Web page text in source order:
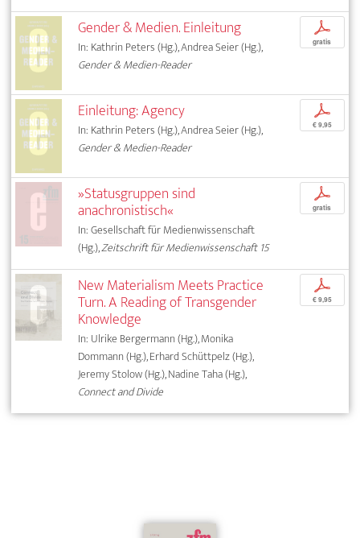
Gender & Medien. Einleitung
In: Kathrin Peters (Hg.), Andrea Seier (Hg.),
Gender & Medien-Reader
p
gratis
Einleitung: Agency
In: Kathrin Peters (Hg.), Andrea Seier (Hg.),
Gender & Medien-Reader
p
€ 9,95
»Statusgruppen sind
anachronistisch«
In: Gesellschaft für Medienwissenschaft
(Hg.),Zeitschrift für Medienwissenschaft 15
p
gratis
New Materialism Meets Practice
Turn. A Reading of Transgender
Knowledge
In: Ulrike Bergermann (Hg.), Monika
Dommann (Hg.), Erhard Schüttpelz (Hg.),
Jeremy Stolow (Hg.), Nadine Taha (Hg.),
Connect and Divide
p
€ 9,95